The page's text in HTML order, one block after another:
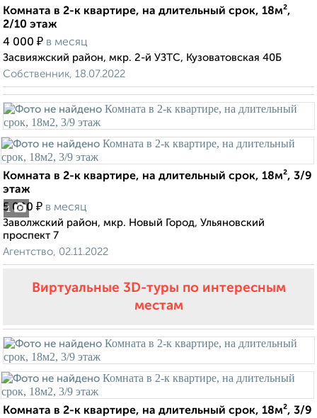
Комната в 2-к квартире, на длительный срок, 18м²,
2/10 этаж
4 000 ₽ в месяц
Засвияжский район, мкр. 2-й УЗТС, Кузоватовская 40Б
Собственник, 18.07.2022
1
Комната в 2-к квартире, на длительный срок, 18м², 3/9
этаж
5 000 ₽ в месяц
Заволжский район, мкр. Новый Город, Ульяновский
проспект 7
Агентство, 02.11.2022
Виртуальные 3D-туры по интересным
местам
Комната в 2-к квартире, на длительный срок, 18м², 3/9